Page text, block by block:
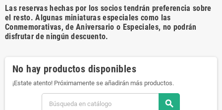
Las reservas hechas por los socios tendrán preferencia sobre
el resto. Algunas miniaturas especiales como las
Conmemorativas, de Aniversario o Especiales, no podrán
disfrutar de ningún descuento.
No hay productos disponibles
¡Estate atento! Próximamente se añadirán más productos.
search